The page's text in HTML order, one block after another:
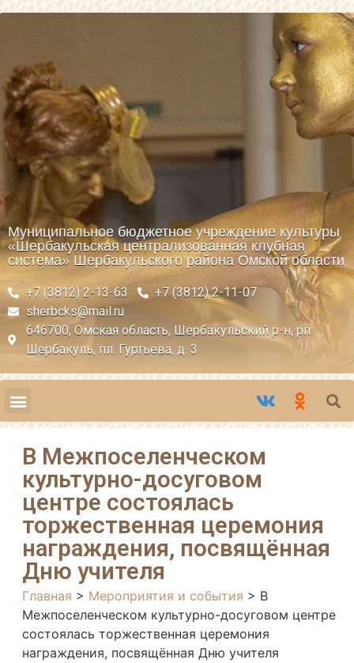
Муниципальное бюджетное учреждение культуры
«Шербакульская централизованная клубная
система» Шербакульского района Омской области
+7 (3812) 2-13-63
+7 (3812) 2-11-07
sherbcks@mail.ru
646700, Омская область, Шербакульский р-н, рп
Шербакуль, пл. Гуртьева, д. 3
В Межпоселенческом
культурно-досуговом
центре состоялась
торжественная церемония
награждения, посвящённая
Дню учителя
Главная > Мероприятия и события > В
Межпоселенческом культурно-досуговом центре
состоялась торжественная церемония
награждения, посвящённая Дню учителя